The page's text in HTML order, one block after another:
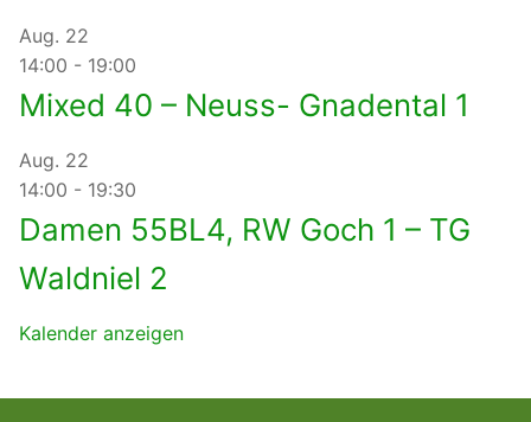
Aug. 22
14:00 - 19:00
Mixed 40 – Neuss- Gnadental 1
Aug. 22
14:00 - 19:30
Damen 55BL4, RW Goch 1 – TG
Waldniel 2
Kalender anzeigen